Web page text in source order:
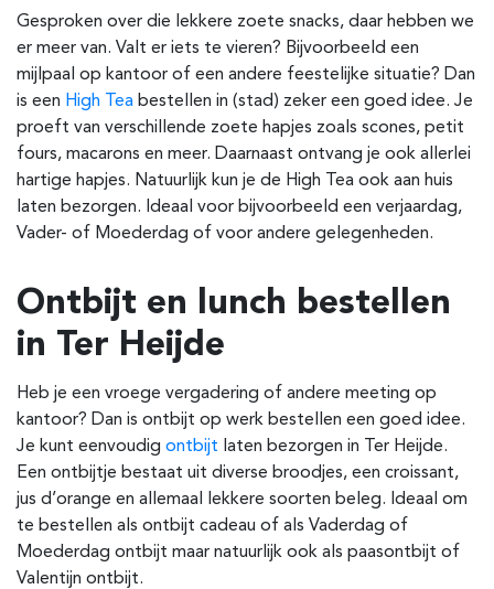
Gesproken over die lekkere zoete snacks, daar hebben we
er meer van. Valt er iets te vieren? Bijvoorbeeld een
mijlpaal op kantoor of een andere feestelijke situatie? Dan
is een High Tea bestellen in (stad) zeker een goed idee. Je
proeft van verschillende zoete hapjes zoals scones, petit
fours, macarons en meer. Daarnaast ontvang je ook allerlei
hartige hapjes. Natuurlijk kun je de High Tea ook aan huis
laten bezorgen. Ideaal voor bijvoorbeeld een verjaardag,
Vader- of Moederdag of voor andere gelegenheden.
Ontbijt en lunch bestellen
in Ter Heijde
Heb je een vroege vergadering of andere meeting op
kantoor? Dan is ontbijt op werk bestellen een goed idee.
Je kunt eenvoudig ontbijt laten bezorgen in Ter Heijde.
Een ontbijtje bestaat uit diverse broodjes, een croissant,
jus d’orange en allemaal lekkere soorten beleg. Ideaal om
te bestellen als ontbijt cadeau of als Vaderdag of
Moederdag ontbijt maar natuurlijk ook als paasontbijt of
Valentijn ontbijt.